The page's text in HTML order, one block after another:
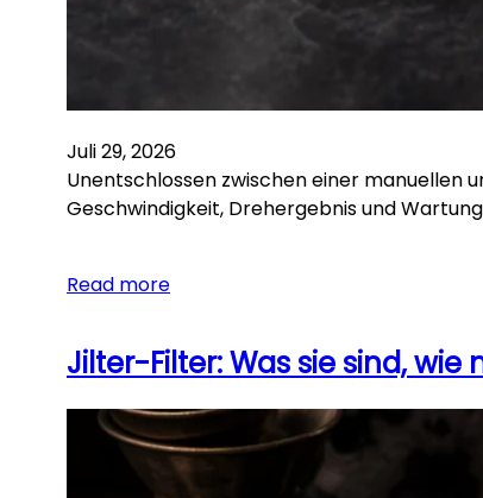
Juli 29, 2026
Unentschlossen zwischen einer manuellen
Geschwindigkeit, Drehergebnis und
Read more
Jilter-Filter: Was sie sind,